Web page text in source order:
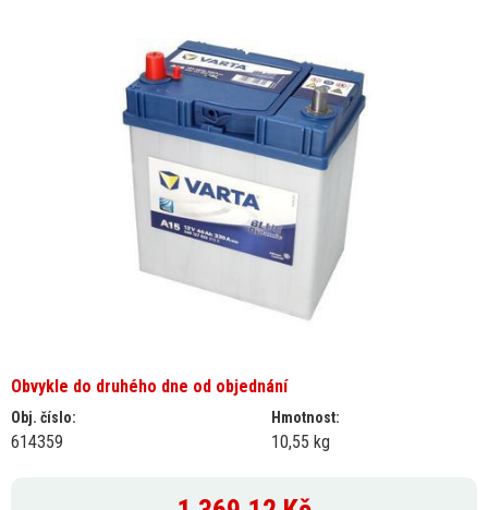
Obvykle do druhého dne od objednání
Obj. číslo:
614359
Hmotnost:
10,55 kg